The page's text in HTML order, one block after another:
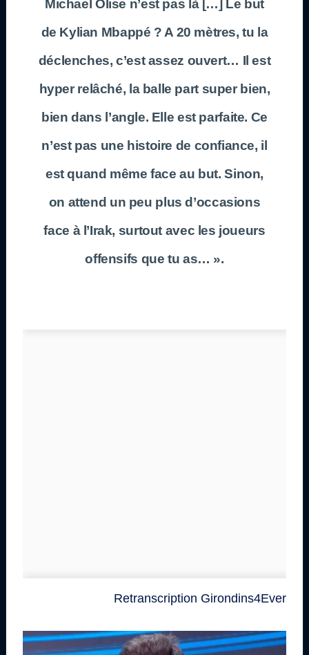
Michael Olise n’est pas là […] Le but
de Kylian Mbappé ? A 20 mètres, tu la
déclenches, c’est assez ouvert… Il est
hyper relâché, la balle part super bien,
bien dans l’angle. Elle est parfaite. Ce
n’est pas une histoire de confiance, il
est quand même face au but. Sinon,
on attend un peu plus d’occasions
face à l’Irak, surtout avec les joueurs
offensifs que tu as… ».
Retranscription Girondins4Ever